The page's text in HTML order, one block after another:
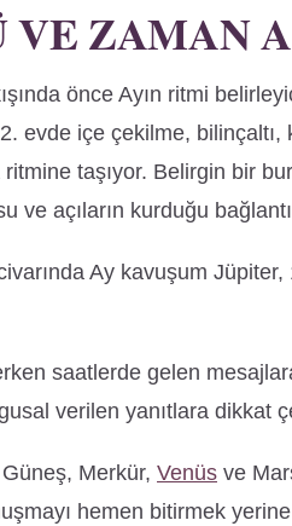
VE ZAMAN
önce Ayın ritmi
evde içe çekilme, bilinçaltı,
ritmine taşıyor. Belirgin bir
ve açıların kurduğu
Ay kavuşum
saatlerde gelen
verilen yanıtlara dikkat
Güneş, Merkür, Venüs ve
hemen bitirmek